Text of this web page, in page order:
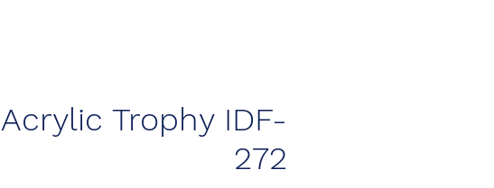
Acrylic Trophy IDF-
272